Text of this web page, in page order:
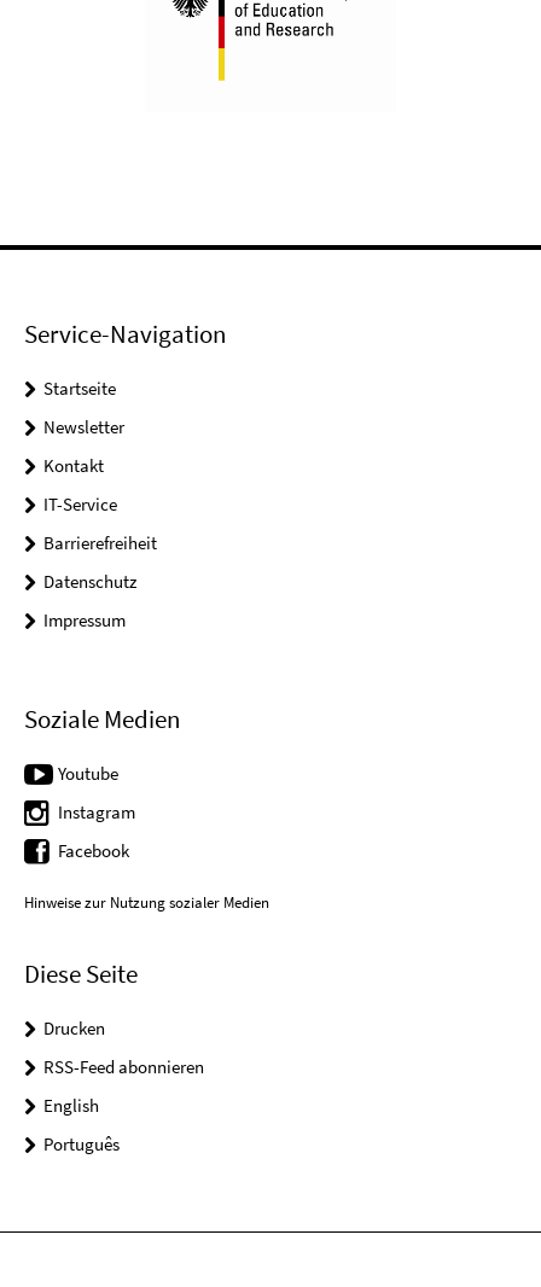
Service-Navigation
Startseite
Newsletter
Kontakt
IT-Service
Barrierefreiheit
Datenschutz
Impressum
Soziale Medien
Youtube
Instagram
Facebook
Hinweise zur Nutzung sozialer Medien
Diese Seite
Drucken
RSS-Feed abonnieren
English
Português